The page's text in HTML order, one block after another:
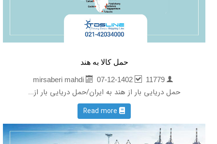
حمل کالا به هند
mirsaberi mahdi
07-12-1402 11779
حمل دریایی بار از هند به ایران/حمل دریایی بار از...
Read more